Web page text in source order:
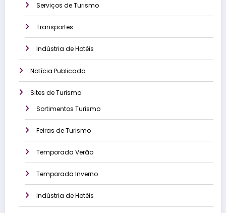
Serviços de Turismo
Transportes
Indústria de Hotéis
Notícia Publicada
Sites de Turismo
Sortimentos Turismo
Feiras de Turismo
Temporada Verão
Temporada Inverno
Indústria de Hotéis